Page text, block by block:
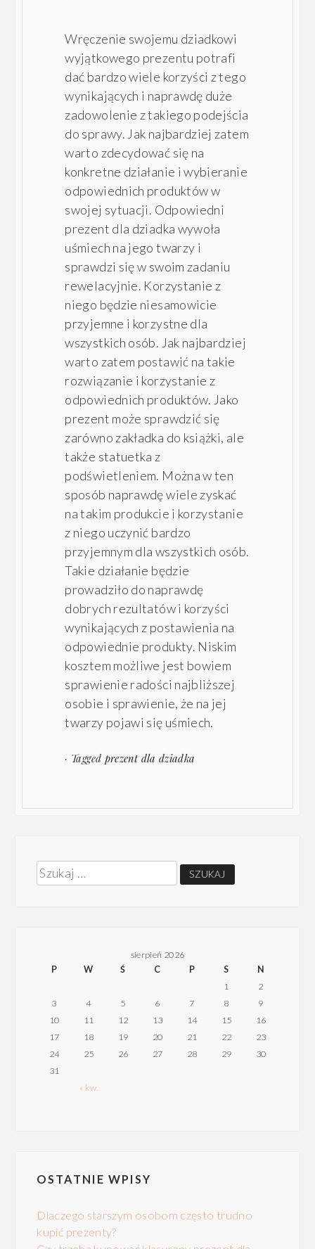
Wręczenie swojemu dziadkowi
wyjątkowego prezentu potrafi
dać bardzo wiele korzyści z tego
wynikających i naprawdę duże
zadowolenie z takiego podejścia
do sprawy. Jak najbardziej zatem
warto zdecydować się na
konkretne działanie i wybieranie
odpowiednich produktów w
swojej sytuacji. Odpowiedni
prezent dla dziadka wywoła
uśmiech na jego twarzy i
sprawdzi się w swoim zadaniu
rewelacyjnie. Korzystanie z
niego będzie niesamowicie
przyjemne i korzystne dla
wszystkich osób. Jak najbardziej
warto zatem postawić na takie
rozwiązanie i korzystanie z
odpowiednich produktów. Jako
prezent może sprawdzić się
zarówno zakładka do książki, ale
także statuetka z
podświetleniem. Można w ten
sposób naprawdę wiele zyskać
na takim produkcie i korzystanie
z niego uczynić bardzo
przyjemnym dla wszystkich osób.
Takie działanie będzie
prowadziło do naprawdę
dobrych rezultatów i korzyści
wynikających z postawienia na
odpowiednie produkty. Niskim
kosztem możliwe jest bowiem
sprawienie radości najbliższej
osobie i sprawienie, że na jej
twarzy pojawi się uśmiech.
· Tagged prezent dla dziadka
Szukaj:
sierpień 2026
P
W Ś C P S N
« kw.
1
2
3
4 5 6 7 8
9
10
11 12 13 14 15
16
17
18 19 20 21 22
23
24
25 26 27 28 29
30
31
OSTATNIE WPISY
Dlaczego starszym osobom często trudno
kupić prezenty?